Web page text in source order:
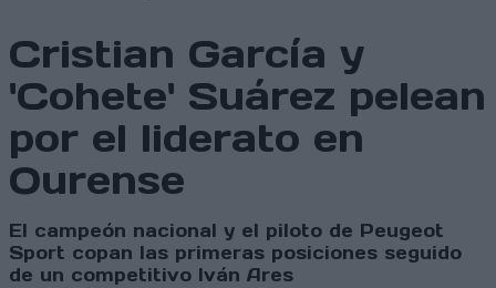
Cristian García y
'Cohete' Suárez pelean
por el liderato en
Ourense
El campeón nacional y el piloto de Peugeot
Sport copan las primeras posiciones seguido
de un competitivo Iván Ares